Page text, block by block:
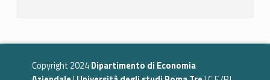
Copyright 2024Dipartimento di Economia